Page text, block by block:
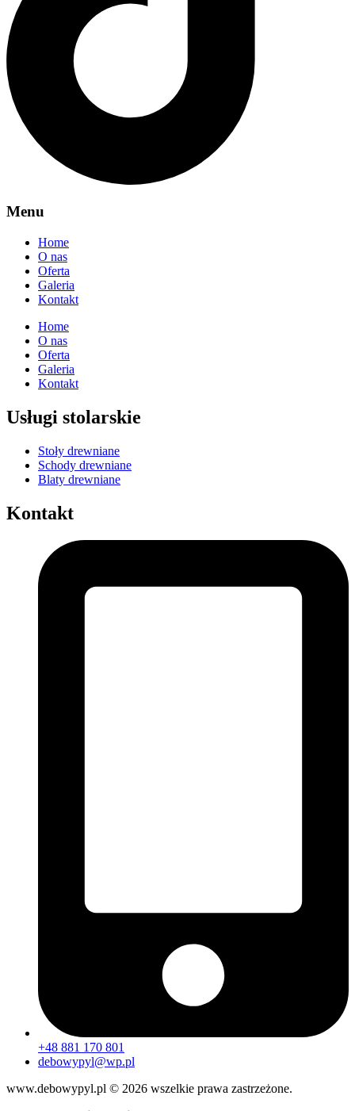
Menu
Home
O nas
Oferta
Galeria
Kontakt
Home
O nas
Oferta
Galeria
Kontakt
Usługi stolarskie
Stoły drewniane
Schody drewniane
Blaty drewniane
Kontakt
+48 881 170 801
debowypyl@wp.pl
www.debowypyl.pl © 2026 wszelkie prawa zastrzeżone.